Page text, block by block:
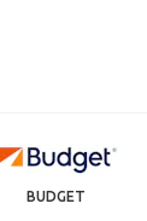
BUDGET